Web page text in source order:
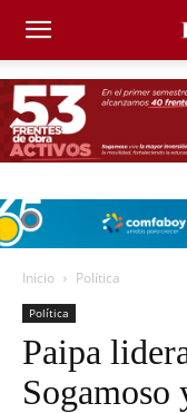
Inicio Política
Política
Paipa
Sogamoso